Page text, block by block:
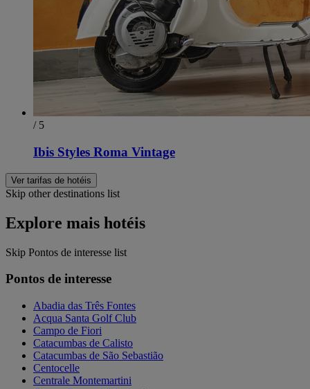
/ 5
Ibis Styles Roma Vintage
Ver tarifas de hotéis
Skip other destinations list
Explore mais hotéis
Skip Pontos de interesse list
Pontos de interesse
Abadia das Três Fontes
Acqua Santa Golf Club
Campo de Fiori
Catacumbas de Calisto
Catacumbas de São Sebastião
Centocelle
Centrale Montemartini